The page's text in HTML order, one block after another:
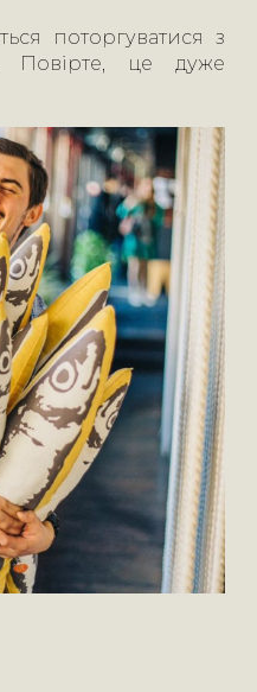
поторгуватися з
Повірте, це дуже